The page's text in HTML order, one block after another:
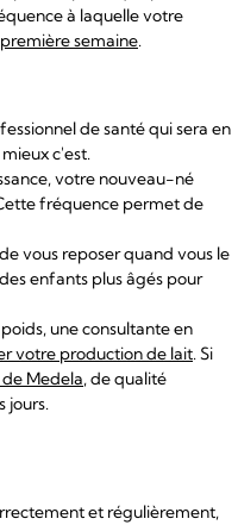
à laquelle votre
semaine.
de santé qui sera en
c'est.
votre nouveau-né
fréquence permet de
vous reposer quand vous le
enfants plus âgés pour
une consultante en
votre production de lait. Si
Medela, de qualité
jours.
et régulièrement,